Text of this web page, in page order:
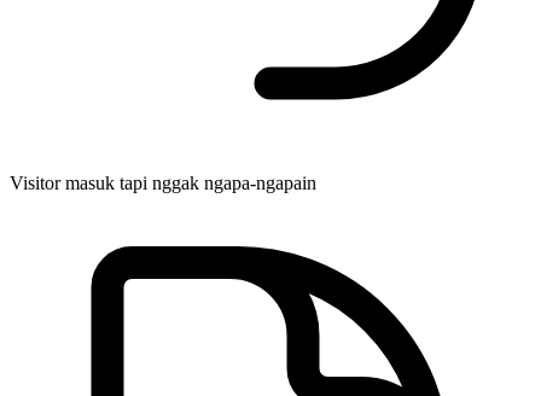
Visitor masuk tapi nggak ngapa-ngapain